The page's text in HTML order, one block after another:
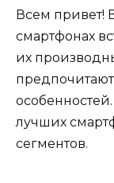
Всем привет!
смартфонах
их
лучших
сегментов.